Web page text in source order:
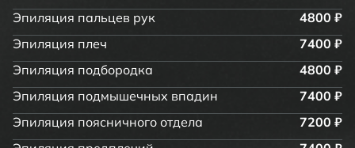
Эпиляция пальцев рук
4800 ₽
Эпиляция плеч
7400 ₽
Эпиляция подбородка
4800 ₽
Эпиляция подмышечных впадин
7400 ₽
Эпиляция поясничного отдела
7200 ₽